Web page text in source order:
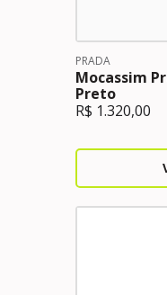
PRADA
Mocassim
Preto
R$ 1.320,00